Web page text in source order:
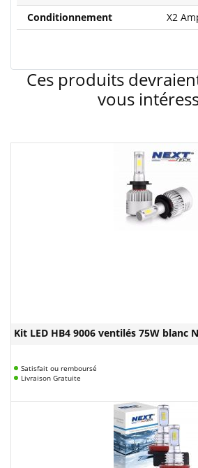
Conditionnement
X2
Ces produits
vous
Kit LED HB4 9006 ventilés 75W blanc
Satisfait ou remboursé
Livraison Gratuite